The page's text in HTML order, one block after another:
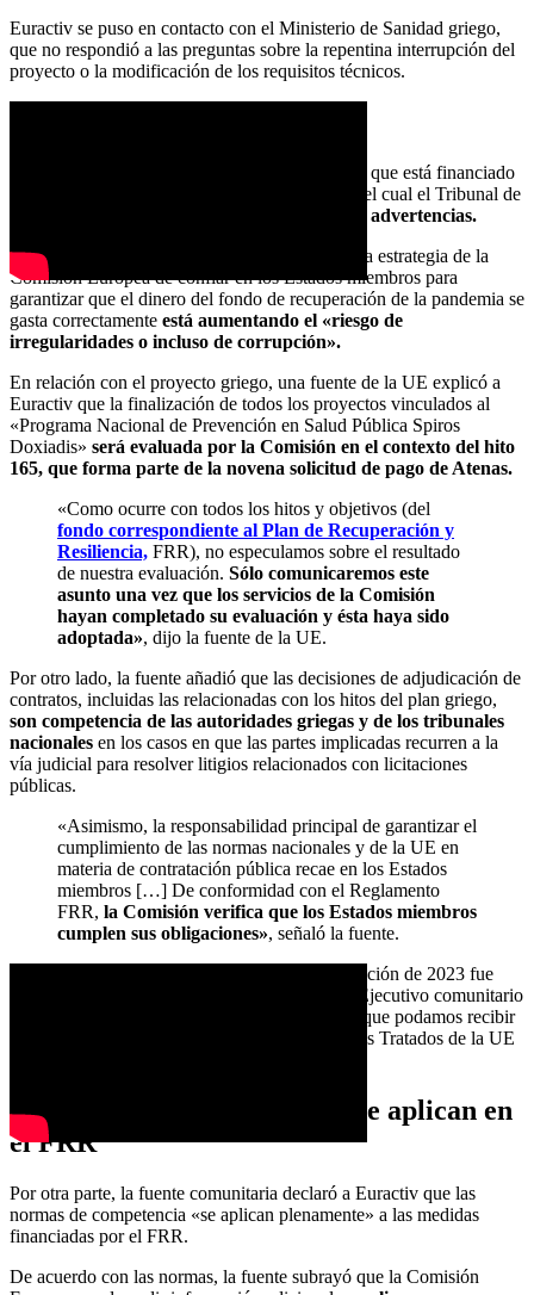
Euractiv se puso en contacto con el Ministerio de Sanidad griego,
que no respondió a las preguntas sobre la repentina interrupción del
proyecto o la modificación de los requisitos técnicos.
El caso ha provocado inquietud en Bruselas, ya que está financiado
por el Fondo de Recuperación de la UE, sobre el cual el Tribunal de
emitió recientemente varias advertencias.
El organismo auditor de la UE advirtió de que la estrategia de la
Comisión Europea de confiar en los Estados miembros para
garantizar que el dinero del fondo de recuperación de la pandemia se
gasta correctamente está aumentando el «riesgo de
irregularidades o incluso de corrupción».
En relación con el proyecto griego, una fuente de la UE explicó a
Euractiv que la finalización de todos los proyectos vinculados al
«Programa Nacional de Prevención en Salud Pública Spiros
Doxiadis» será evaluada por la Comisión en el contexto del hito
165, que forma parte de la novena solicitud de pago de Atenas.
«Como ocurre con todos los hitos y objetivos (del
fondo correspondiente al Plan de Recuperación y
Resiliencia, FRR), no especulamos sobre el resultado
de nuestra evaluación. Sólo comunicaremos este
asunto una vez que los servicios de la Comisión
hayan completado su evaluación y ésta haya sido
adoptada», dijo la fuente de la UE.
Por otro lado, la fuente añadió que las decisiones de adjudicación de
contratos, incluidas las relacionadas con los hitos del plan griego,
son competencia de las autoridades griegas y de los tribunales
nacionales en los casos en que las partes implicadas recurren a la
vía judicial para resolver litigios relacionados con licitaciones
públicas.
«Asimismo, la responsabilidad principal de garantizar el
cumplimiento de las normas nacionales y de la UE en
materia de contratación pública recae en los Estados
miembros […] De conformidad con el Reglamento
FRR, la Comisión verifica que los Estados miembros
cumplen sus obligaciones», señaló la fuente.
La fuente de la UE explicó que la última evaluación de 2023 fue
«globalmente adecuada», pero subrayó que el Ejecutivo comunitario
seguirá tratando «toda información o denuncia que podamos recibir
en el ámbito de las competencias previstas en los Tratados de la UE
Las normas de competencia se aplican en
el FRR
Por otra parte, la fuente comunitaria declaró a Euractiv que las
normas de competencia «se aplican plenamente» a las medidas
financiadas por el FRR.
De acuerdo con las normas, la fuente subrayó que la Comisión